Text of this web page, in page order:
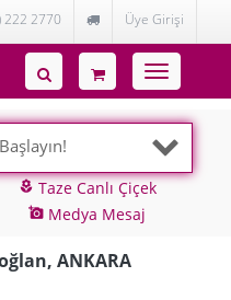
2770 Üye Girişi
Toggle
navigation
local_florist Taze Canlı Çiçek
add_a_photo Medya Mesaj
ANKARA